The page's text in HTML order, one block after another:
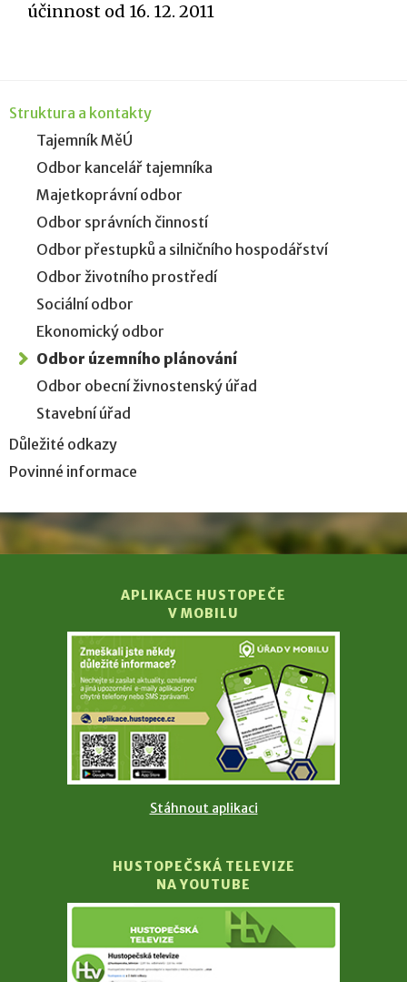
účinnost od 16. 12. 2011
Struktura a kontakty
Tajemník MěÚ
Odbor kancelář tajemníka
Majetkoprávní odbor
Odbor správních činností
Odbor přestupků a silničního hospodářství
Odbor životního prostředí
Sociální odbor
Ekonomický odbor
Odbor územního plánování
Odbor obecní živnostenský úřad
Stavební úřad
Důležité odkazy
Povinné informace
APLIKACE HUSTOPEČE
V MOBILU
Stáhnout aplikaci
HUSTOPEČSKÁ TELEVIZE
NA YOUTUBE